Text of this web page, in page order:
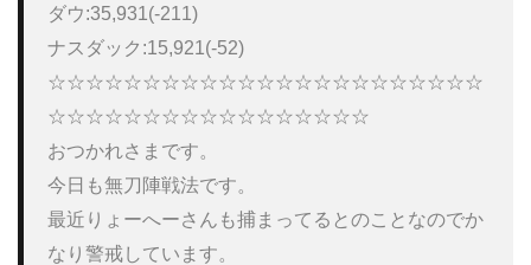
ダウ:35,931(-211)
ナスダック:15,921(-52)
☆☆☆☆☆☆☆☆☆☆☆☆☆☆☆☆☆☆☆☆☆☆☆
☆☆☆☆☆☆☆☆☆☆☆☆☆☆☆☆☆
おつかれさまです。
今日も無刀陣戦法です。
最近りょーへーさんも捕まってるとのことなのでか
なり警戒しています。